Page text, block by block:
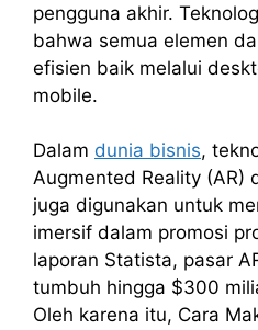
pengguna akhir.
bahwa semua elemen
efisien baik melalui
mobile.
Dalam dunia bisnis,
Augmented Reality (AR)
juga digunakan untuk
imersif dalam promosi
laporan Statista, pasar
tumbuh hingga $300
Oleh karena itu, Cara